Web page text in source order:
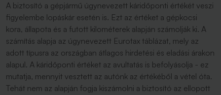
A biztosító a gépjármű úgynevezett káridőponti értékét veszi
figyelembe lopáskár esetén is. Ezt az értéket a gépkocsi
kora, állapota és a futott kilométerek alapján számolják ki. A
számítás alapja az úgynevezett Eurotax táblázat, mely az
adott típusra az országban átlagos hirdetési és eladási árakon
alapul. A káridőponti értéket az avultatás is befolyásolja - ez
mutatja, mennyit vesztett az autónk az értékéből a vétel óta.
Tehát nem az alapján fogja kiszámolni a biztosító az ellopott